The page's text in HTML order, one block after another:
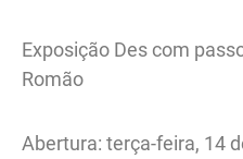
Exposição Des com
Romão
Abertura: terça-feira, 14